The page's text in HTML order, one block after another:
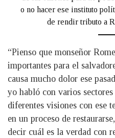
o no hacer ese instituto
de rendir tributo a
“Pienso que monseñor
importantes para el
causa mucho dolor ese
yo habló con varios
diferentes visiones con ese
en un proceso de
decir cuál es la verdad con